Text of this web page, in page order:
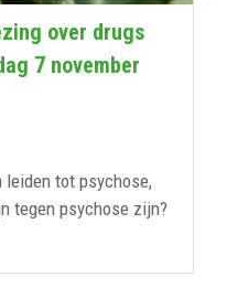
over drugs
7 november
leiden tot psychose,
tegen psychose zijn?